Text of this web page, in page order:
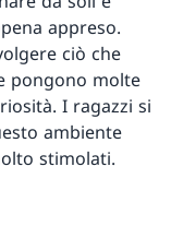
appreso.
ciò che
pongono molte
I ragazzi si
ambiente
stimolati.